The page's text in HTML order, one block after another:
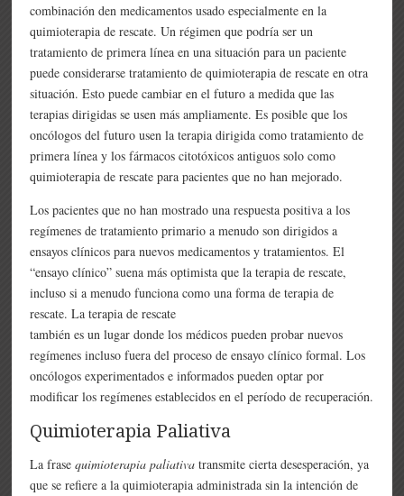
combinación den medicamentos usado especialmente en la
quimioterapia de rescate. Un régimen que podría ser un
tratamiento de primera línea en una situación para un paciente
puede considerarse tratamiento de quimioterapia de rescate en otra
situación. Esto puede cambiar en el futuro a medida que las
terapias dirigidas se usen más ampliamente. Es posible que los
oncólogos del futuro usen la terapia dirigida como tratamiento de
primera línea y los fármacos citotóxicos antiguos solo como
quimioterapia de rescate para pacientes que no han mejorado.
Los pacientes que no han mostrado una respuesta positiva a los
regímenes de tratamiento primario a menudo son dirigidos a
ensayos clínicos para nuevos medicamentos y tratamientos. El
“ensayo clínico” suena más optimista que la terapia de rescate,
incluso si a menudo funciona como una forma de terapia de
rescate. La terapia de rescate
también es un lugar donde los médicos pueden probar nuevos
regímenes incluso fuera del proceso de ensayo clínico formal. Los
oncólogos experimentados e informados pueden optar por
modificar los regímenes establecidos en el período de recuperación.
Quimioterapia Paliativa
La frasequimioterapia paliativa transmite cierta desesperación, ya
que se refiere a la quimioterapia administrada sin la intención de